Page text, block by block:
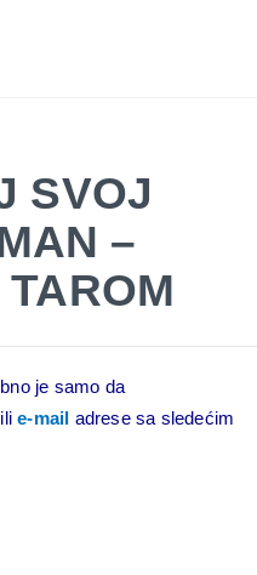
SVOJ
–
je samo da
ilie-mail adrese sa sledećim